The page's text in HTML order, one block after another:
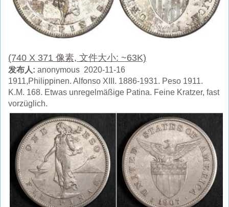
(740 X 371 像素, 文件大小: ~63K)
发布人: anonymous 2020-11-16
1911,Philippinen. Alfonso XIII. 1886-1931. Peso 1911.
K.M. 168. Etwas unregelmäßige Patina. Feine Kratzer, fast
vorzüglich.